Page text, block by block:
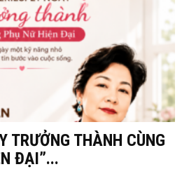
TRƯỞNG THÀNH CÙNG
ĐẠI”...